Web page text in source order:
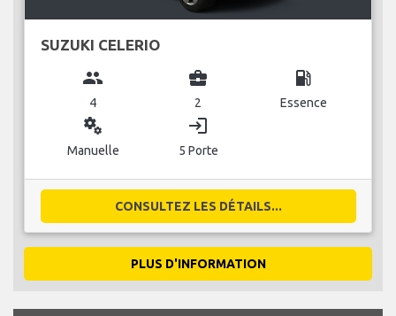
SUZUKI CELERIO
group
4
business_center
2
local_gas_station
Essence
miscellaneous_services
Manuelle
login
5 Porte
CONSULTEZ LES DÉTAILS...
PLUS D'INFORMATION